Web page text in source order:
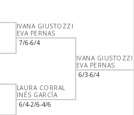
IVANA GIUSTOZZI
EVA PERNAS
7/6-6/4
LAURA CORRAL
INÉS GARCÍA
6/4-2/6-4/6
IVANA GIUSTOZZI
EVA PERNAS
6/3-6/4